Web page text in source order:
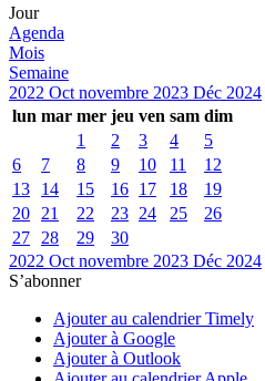
Jour
Agenda
Mois
Semaine
2022 Oct novembre 2023 Déc 2024
lun mar mer jeu ven sam dim
1
2 3 4
5
6
7 8 9 10 11
12
13
14 15 16 17 18
19
20
21 22 23 24 25
26
27
28 29
30
2022 Oct novembre 2023 Déc 2024
S’abonner
Ajouter au calendrier Timely
Ajouter à Google
Ajouter à Outlook